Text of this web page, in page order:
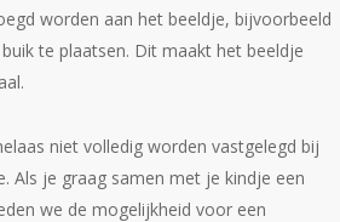
worden aan het beeldje, bijvoorbeeld
te plaatsen. Dit maakt het beeldje
niet volledig worden vastgelegd bij
Als je graag samen met je kindje een
we de mogelijkheid voor een